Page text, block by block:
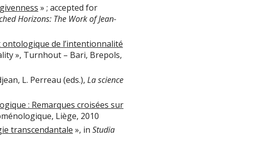
» ; accepted for
Horizons: The Work of Jean-
de l’intentionnalité
», Turnhout – Bari, Brepols,
L. Perreau (eds.), La science
: Remarques croisées sur
Liège, 2010
transcendantale », in Studia